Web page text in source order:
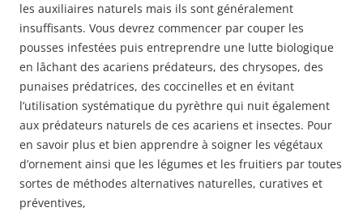
les auxiliaires naturels mais ils sont généralement
insuffisants. Vous devrez commencer par couper les
pousses infestées puis entreprendre une lutte biologique
en lâchant des acariens prédateurs, des chrysopes, des
punaises prédatrices, des coccinelles et en évitant
l’utilisation systématique du pyrèthre qui nuit également
aux prédateurs naturels de ces acariens et insectes. Pour
en savoir plus et bien apprendre à soigner les végétaux
d’ornement ainsi que les légumes et les fruitiers par toutes
sortes de méthodes alternatives naturelles, curatives et
préventives,